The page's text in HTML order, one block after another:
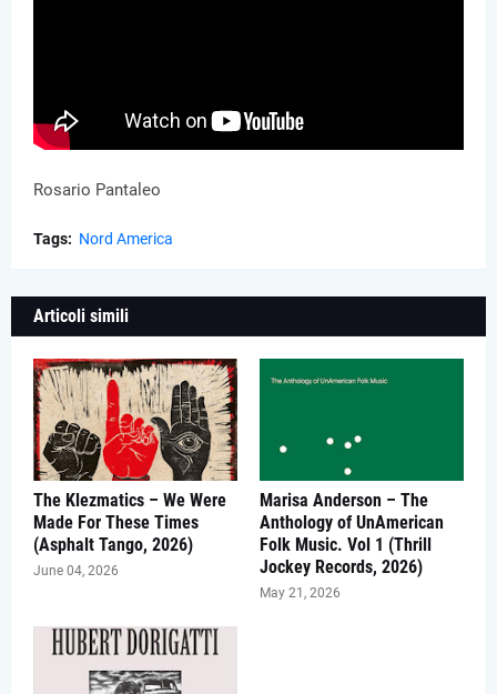
Rosario Pantaleo
Tags: Nord America
Articoli simili
The Klezmatics – We Were
Made For These Times
(Asphalt Tango, 2026)
June 04, 2026
Marisa Anderson – The
Anthology of UnAmerican
Folk Music. Vol 1 (Thrill
Jockey Records, 2026)
May 21, 2026